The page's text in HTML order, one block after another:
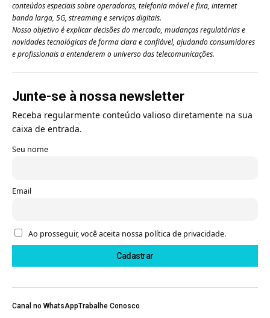
conteúdos especiais sobre operadoras, telefonia móvel e fixa, internet
banda larga, 5G, streaming e serviços digitais.
Nosso objetivo é explicar decisões do mercado, mudanças regulatórias e
novidades tecnológicas de forma clara e confiável, ajudando consumidores
e profissionais a entenderem o universo das telecomunicações.
Junte-se à nossa newsletter
Receba regularmente conteúdo valioso diretamente na sua
caixa de entrada.
Seu nome
Email
Ao prosseguir, você aceita nossa política de privacidade.
Canal no WhatsAppTrabalhe Conosco